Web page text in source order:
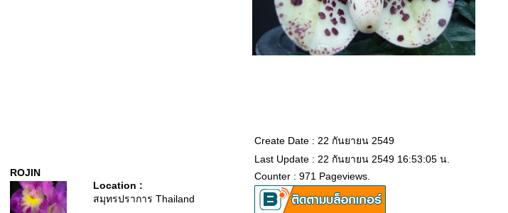
ROJIN
Location :
สมุทรปราการ Thailand
Create Date : 22 กันยายน 2549
Last Update : 22 กันยายน 2549 16:53:05 น.
Counter : 971 Pageviews.